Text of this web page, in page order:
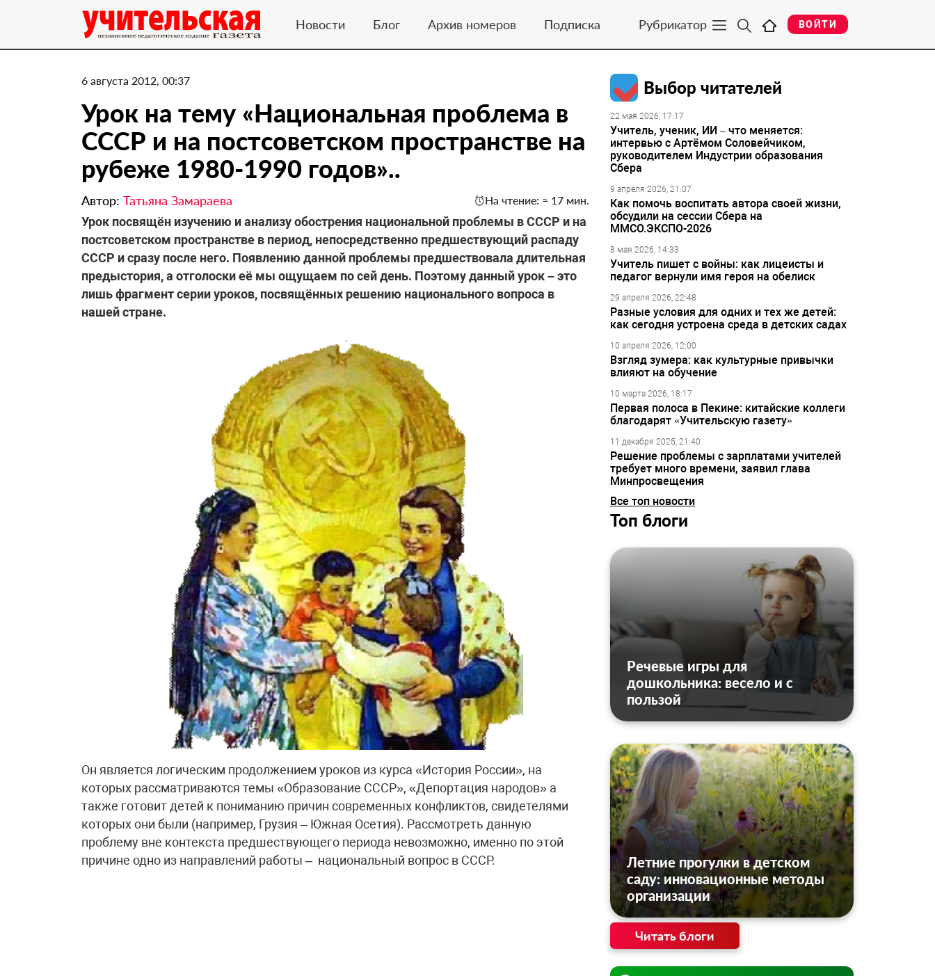
Новости Блог Архив номеров Подписка Рубрикатор ВОЙТИ
6 августа 2012, 00:37
Урок на тему «Национальная проблема в
СССР и на постсоветском пространстве на
рубеже 1980-1990 годов»..
Автор: Татьяна Замараева На чтение: ≈ 17 мин.
Урок посвящён изучению и анализу обострения национальной проблемы в СССР и на
постсоветском пространстве в период, непосредственно предшествующий распаду
СССР и сразу после него. Появлению данной проблемы предшествовала длительная
предыстория, а отголоски её мы ощущаем по сей день. Поэтому данный урок – это
лишь фрагмент серии уроков, посвящённых решению национального вопроса в
нашей стране.
Он является логическим продолжением уроков из курса «История России», на
которых рассматриваются темы «Образование СССР», «Депортация народов» а
также готовит детей к пониманию причин современных конфликтов, свидетелями
которых они были (например, Грузия – Южная Осетия). Рассмотреть данную
проблему вне контекста предшествующего периода невозможно, именно по этой
причине одно из направлений работы – национальный вопрос в СССР.
Выбор читателей
22 мая 2026, 17:17
Учитель, ученик, ИИ – что меняется:
интервью с Артёмом Соловейчиком,
руководителем Индустрии образования
Сбера
9 апреля 2026, 21:07
Как помочь воспитать автора своей жизни,
обсудили на сессии Сбера на
ММСО.ЭКСПО-2026
8 мая 2026, 14:33
Учитель пишет с войны: как лицеисты и
педагог вернули имя героя на обелиск
29 апреля 2026, 22:48
Разные условия для одних и тех же детей:
как сегодня устроена среда в детских садах
10 апреля 2026, 12:00
Взгляд зумера: как культурные привычки
влияют на обучение
10 марта 2026, 18:17
Первая полоса в Пекине: китайские коллеги
благодарят «Учительскую газету»
11 декабря 2025, 21:40
Решение проблемы с зарплатами учителей
требует много времени, заявил глава
Минпросвещения
Все топ новости
Топ блоги
Речевые игры для
дошкольника: весело и с
пользой
Летние прогулки в детском
саду: инновационные методы
организации
Читать блоги